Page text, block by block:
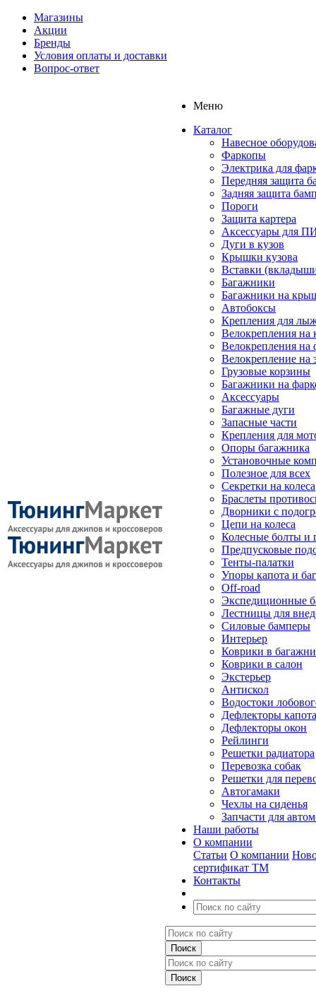
Магазины
Акции
Бренды
Условия оплаты и доставки
Вопрос-ответ
Меню
Каталог
Навесное
Фаркопы
Электрика для
Передняя защита
Задняя защита
Пороги
Защита картера
Аксессуары для
Дуги в кузов
Крышки кузова
Вставки
Багажники
Багажники на
Автобоксы
Крепления для
Велокрепления
Велокрепления на
Велокрепление на
Грузовые корзины
Багажники на
Аксессуары
Багажные дуги
Запасные части
Крепления для
Опоры багажника
Установочные
Полезное для всех
Секретки на колеса
Браслеты
Дворники с
Цепи на колеса
Колесные болты и
Предпусковые
Тенты-палатки
Упоры капота и
Off-road
Экспедиционные
Лестницы для
Силовые бамперы
Интерьер
Коврики в
Коврики в салон
Экстерьер
Антискол
Водостоки
Дефлекторы капота
Дефлекторы окон
Рейлинги
Решетки радиатора
Перевозка собак
Решетки для
Автогамаки
Чехлы на сиденья
Запчасти для
Наши работы
О компании
Статьи О компании
сертификат ТМ
Контакты